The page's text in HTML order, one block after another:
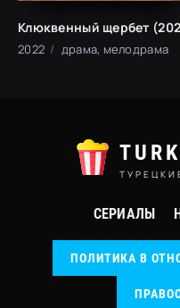
2022 драма, мелодрама
СЕРИАЛЫ
ПОЛИТИКА В